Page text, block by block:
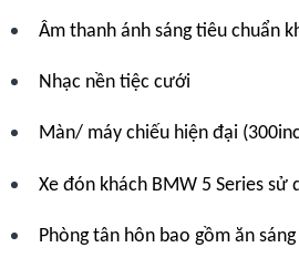
Âm thanh ánh sáng tiêu chuẩn
Nhạc nền tiệc cưới
Màn/ máy chiếu hiện đại
Xe đón khách BMW 5 Series sử
Phòng tân hôn bao gồm ăn